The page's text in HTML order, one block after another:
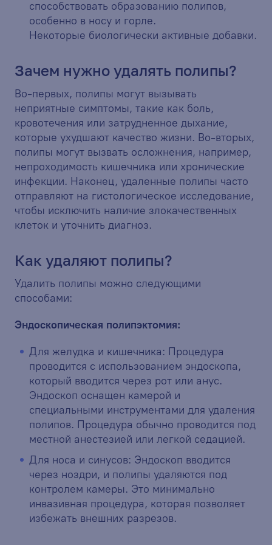
способствовать образованию полипов,
особенно в носу и горле.
Некоторые биологически активные добавки.
Зачем нужно удалять полипы?
Во-первых, полипы могут вызывать
неприятные симптомы, такие как боль,
кровотечения или затрудненное дыхание,
которые ухудшают качество жизни. Во-вторых,
полипы могут вызвать осложнения, например,
непроходимость кишечника или хронические
инфекции. Наконец, удаленные полипы часто
отправляют на гистологическое исследование,
чтобы исключить наличие злокачественных
клеток и уточнить диагноз.
Как удаляют полипы?
Удалить полипы можно следующими
способами:
Эндоскопическая полипэктомия:
Для желудка и кишечника: Процедура
проводится с использованием эндоскопа,
который вводится через рот или анус.
Эндоскоп оснащен камерой и
специальными инструментами для удаления
полипов. Процедура обычно проводится под
местной анестезией или легкой седацией.
Для носа и синусов: Эндоскоп вводится
через ноздри, и полипы удаляются под
контролем камеры. Это минимально
инвазивная процедура, которая позволяет
избежать внешних разрезов.